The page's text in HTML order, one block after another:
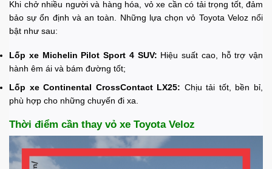
Khi chở nhiều người và hàng hóa, vỏ xe cần có tải trọng tốt, đảm
bảo sự ổn định và an toàn. Những lựa chọn vỏ Toyota Veloz nổi
bật như sau:
Lốp xe Michelin Pilot Sport 4 SUV: Hiệu suất cao, hỗ trợ vận
hành êm ái và bám đường tốt;
Lốp xe Continental CrossContact LX25: Chịu tải tốt, bền bỉ,
phù hợp cho những chuyến đi xa.
Thời điểm cần thay vỏ xe Toyota Veloz